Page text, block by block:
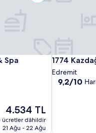
Form
Thermal
Hotel
SpaKazdağları
Güncel
fiyat:
4.534 TL
4.534 TL
ücretler dâhildir
21 Ağu - 22 Ağu
1774
Kazdağı
Termal
1774
1774
Edremit
10
9,2/10